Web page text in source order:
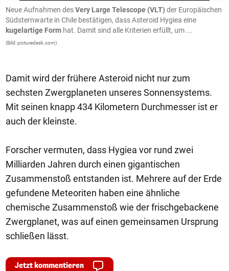
Neue Aufnahmen desVery Large Telescope (VLT) der Europäischen
Südsternwarte in Chile bestätigen, dass Asteroid Hygiea eine
kugelartige Form hat. Damit sind alle Kriterien erfüllt, um ...
(Bild: picturedesk.com)
Damit wird der frühere Asteroid nicht nur zum
sechsten Zwergplaneten unseres Sonnensystems.
Mit seinen knapp 434 Kilometern Durchmesser ist er
auch der kleinste.
Forscher vermuten, dass Hygiea vor rund zwei
Milliarden Jahren durch einen gigantischen
Zusammenstoß entstanden ist. Mehrere auf der Erde
gefundene Meteoriten haben eine ähnliche
chemische Zusammenstoß wie der frischgebackene
Zwergplanet, was auf einen gemeinsamen Ursprung
schließen lässt.
Jetzt kommentieren